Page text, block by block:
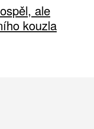
ale
kouzla